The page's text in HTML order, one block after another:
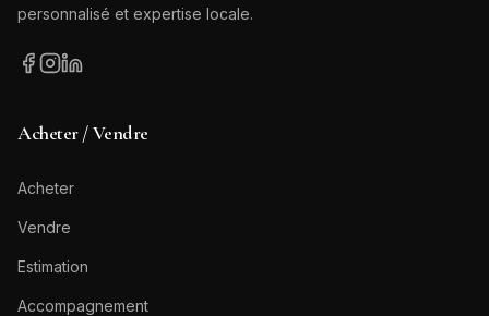
personnalisé et expertise locale.
Acheter / Vendre
Acheter
Vendre
Estimation
Accompagnement